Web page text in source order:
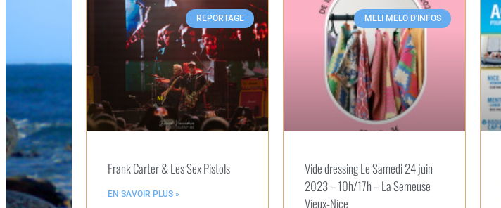
REPORTAGE
Frank Carter & Les Sex Pistols
EN SAVOIR PLUS »
MELI MELO D'INFOS
Vide dressing Le Samedi 24 juin
2023 – 10h/17h – La Semeuse
Vieux-Nice